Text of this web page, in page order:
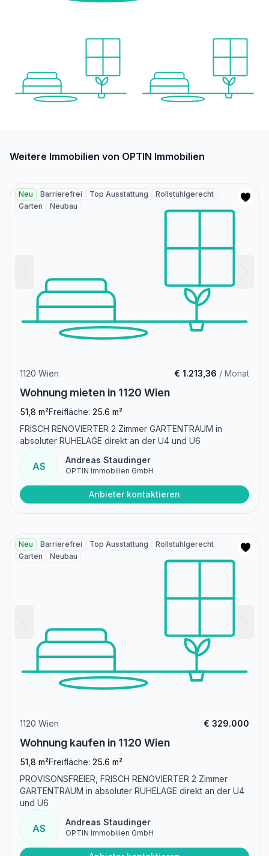
Weitere Immobilien von OPTIN Immobilien
Neu Barrierefrei Top Ausstattung
Rollstuhlgerecht
Garten
Neubau
1120 Wien € 1.213,36 / Monat
Wohnung mieten in 1120 Wien
51,8 m²Freifläche: 25.6 m²
FRISCH RENOVIERTER 2 Zimmer GARTENTRAUM in
absoluter RUHELAGE direkt an der U4 und U6
AS
Andreas Staudinger
OPTIN Immobilien GmbH
Anbieter kontaktieren
Neu Barrierefrei Top Ausstattung
Rollstuhlgerecht
Garten
Neubau
1120 Wien € 329.000
Wohnung kaufen in 1120 Wien
51,8 m²Freifläche: 25.6 m²
PROVISONSFREIER, FRISCH RENOVIERTER 2 Zimmer
GARTENTRAUM in absoluter RUHELAGE direkt an der U4
und U6
AS
Andreas Staudinger
OPTIN Immobilien GmbH